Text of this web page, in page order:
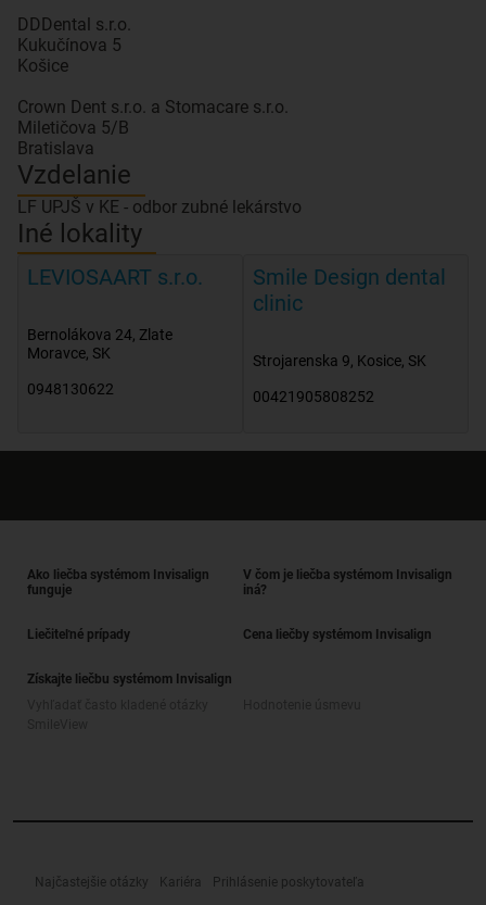
DDDental s.r.o.
Kukučínova 5
Košice
Crown Dent s.r.o. a Stomacare s.r.o.
Miletičova 5/B
Bratislava
Vzdelanie
LF UPJŠ v KE - odbor zubné lekárstvo
Iné lokality
LEVIOSAART s.r.o.
Bernolákova 24, Zlate
Moravce, SK
0948130622
Smile Design dental
clinic
Strojarenska 9, Kosice, SK
00421905808252
Ako liečba systémom Invisalign
funguje
V čom je liečba systémom Invisalign
iná?
Liečiteľné prípady Cena liečby systémom Invisalign
Získajte liečbu systémom Invisalign
Najčastejšie otázky Kariéra Prihlásenie poskytovateľa